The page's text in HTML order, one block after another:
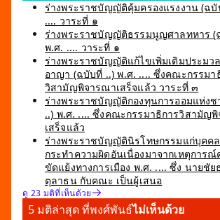
ร่างพระราชบัญญัติคุ้มครองแรงงาน (ฉบั
.... วาระที่ ๑
ร่างพระราชบัญญัติธรรมนูญศาลทหาร (
พ.ศ. .... วาระที่ ๑
ร่างพระราชบัญญัติแก้ไขเพิ่มเติมประมว
อาญา (ฉบับที่ ..) พ.ศ. .... ซึ่งคณะกรรมา
วิสามัญพิจารณาเสร็จแล้ว วาระที่ ๓
ร่างพระราชบัญญัติกองทุนการออมแห่ง
..) พ.ศ. .... ซึ่งคณะกรรมาธิการวิสามัญ
เสร็จแล้ว
ร่างพระราชบัญญัตินิรโทษกรรมแก่บุคค
กระทำความผิดอันเนื่องมาจากเหตุการณ์
ขัดแย้งทางการเมือง พ.ศ. .... ซึ่ง นายชัย
ตุลาธน กับคณะ เป็นผู้เสนอ
ดู 23 มติที่เห็นด้วย
5 มติล่าสุด ที่พงศ์พันธ์ไม่เห็นด้วย